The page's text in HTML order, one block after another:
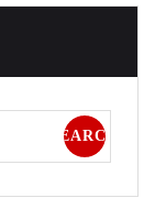
SEARCH